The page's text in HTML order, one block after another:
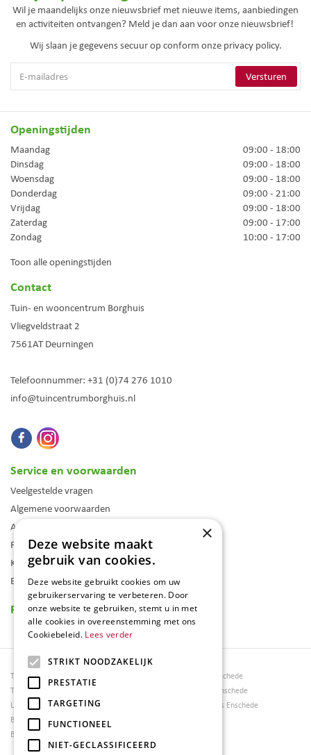
Wil je maandelijks onze nieuwsbrief met nieuwe items, aanbiedingen
en activiteiten ontvangen? Meld je dan aan voor onze nieuwsbrief!
Wij slaan je gegevens secuur op conform onze privacy policy.
Openingstijden
Maandag
09:00 - 18:00
Dinsdag
09:00 - 18:00
Woensdag
09:00 - 18:00
Donderdag
09:00 - 21:00
Vrijdag
09:00 - 18:00
Zaterdag
09:00 - 17:00
Zondag
10:00 - 17:00
Toon alle openingstijden
Contact
Tuin- en wooncentrum Borghuis
Vliegveldstraat 2
7561AT Deurningen
Telefoonnummer: +31 (0)74 276 1010
info@tuincentrumborghuis.nl
Service en voorwaarden
Veelgestelde vragen
Algemene voorwaarden
Assortiment
Folder
Klantenkaart
Blog
Reviews
Tuincentrum Borghuis
Tuinmeubels
Loungesets
Bloemen
Barbecues
Tuinmeubels Enschede
Tuinmeubelen Enschede
Woonaccessoires Enschede
×
Deze website maakt
gebruik van cookies.
Deze website gebruikt cookies om uw
gebruikerservaring te verbeteren. Door
onze website te gebruiken, stemt u in met
alle cookies in overeenstemming met ons
Cookiebeleid. Lees verder
STRIKT NOODZAKELIJK
PRESTATIE
TARGETING
FUNCTIONEEL
NIET-GECLASSIFICEERD